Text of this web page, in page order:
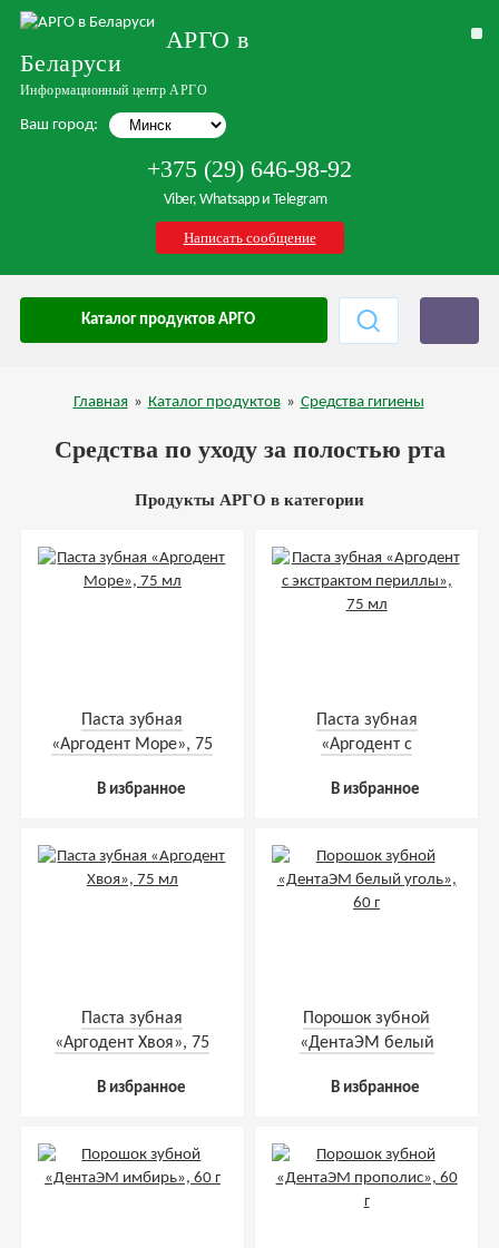
АРГО в
Беларуси
Информационный центр АРГО
Ваш город:
+375 (29) 646-98-92
Viber, Whatsapp и Telegram
Написать сообщение
Каталог продуктов АРГО
Главная » Каталог продуктов » Средства гигиены
Средства по уходу за полостью рта
Продукты АРГО в категории
Паста зубная
«Аргодент Море», 75
В избранное
Паста зубная
«Аргодент с
75 мл
В избранное
Паста зубная
«Аргодент Хвоя», 75
В избранное
Порошок зубной
«ДентаЭМ белый
В избранное